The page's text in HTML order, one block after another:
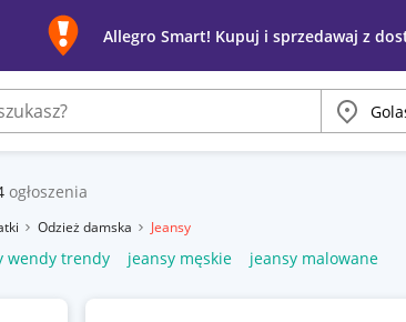
Allegro Smart! Kupuj i sprzedawaj z
Miasto
ogłoszenia
Odzież damska Jeansy
wendy trendy jeansy męskie jeansy malowane